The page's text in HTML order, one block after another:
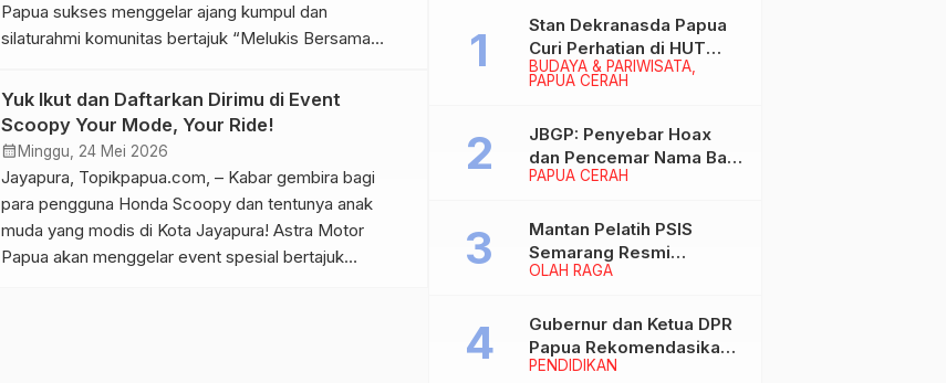
Papua sukses menggelar ajang kumpul dan
silaturahmi komunitas bertajuk “Melukis Bersama
Menggabungkan antusiasme otomotif dan kreativitas
seni, kegiatan ini diselenggarakan di Ibiza Cafe,
Jayapura, pada Minggu (24/5/2026). Acara ini menjadi
wadah interaksi yang hangat […]
Yuk Ikut dan Daftarkan Dirimu di Event
Scoopy Your Mode, Your Ride!
calendar_month Minggu, 24 Mei 2026
Jayapura, Topikpapua.com, – Kabar gembira bagi
para pengguna Honda Scoopy dan tentunya anak
muda yang modis di Kota Jayapura! Astra Motor
Papua akan menggelar event spesial bertajuk
BUDAYA & PARIWISATA
PAPUA CERAH
Stan Dekranasda Papua
Curi Perhatian di HUT
Dekranas 2026, Ibu
PAPUA CERAH
JBGP: Penyebar Hoax
dan Pencemar Nama Baik
Gubernur Papua Siap
Hukum!
OLAH RAGA
Mantan Pelatih PSIS
Semarang Resmi
Nakhodahi Persipura
PENDIDIKAN
Gubernur dan Ketua DPR
Papua Rekomendasikan
Ade Yamin Jabat Rektor